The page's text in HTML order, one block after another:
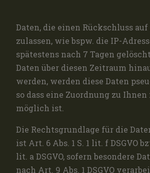
Daten, die einen Rückschluss auf
zulassen, wie bspw. die IP-
spätestens nach 7 Tagen
Daten über diesen Zeitraum
werden, werden diese Daten
so dass eine Zuordnung zu
möglich ist.
Die Rechtsgrundlage für die
ist Art. 6 Abs. 1 S. 1 lit. f DSGVO
lit. a DSGVO, sofern besondere
nach Art. 9 Abs. 1 DSGVO